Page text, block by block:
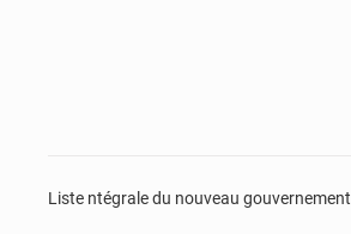
Liste ntégrale du nouveau gouvernement